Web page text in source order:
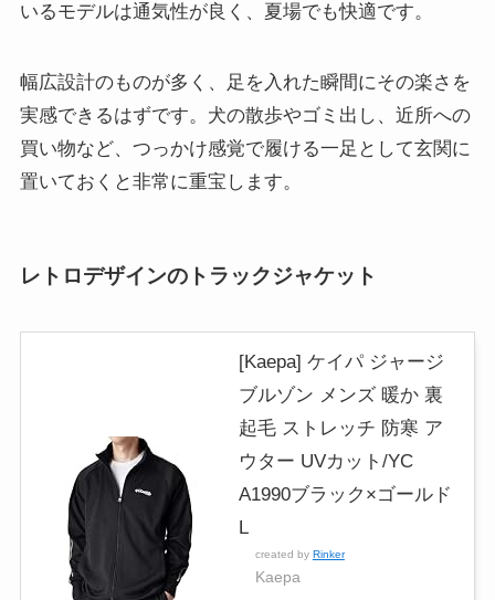
いるモデルは通気性が良く、夏場でも快適です。
幅広設計のものが多く、足を入れた瞬間にその楽さを
実感できるはずです。犬の散歩やゴミ出し、近所への
買い物など、つっかけ感覚で履ける一足として玄関に
置いておくと非常に重宝します。
レトロデザインのトラックジャケット
[Kaepa] ケイパ ジャージ
ブルゾン メンズ 暖か 裏
起毛 ストレッチ 防寒 ア
ウター UVカット/YC
A1990ブラック×ゴールド
L
created by Rinker
Kaepa